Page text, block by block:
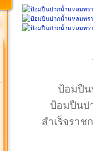
ป้อมปืน
ป้อมปืนป
สำเร็จราช